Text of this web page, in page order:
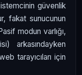
güvenlik
fakat sunucunun
modun varlığı,
arkasındayken
tarayıcıları için